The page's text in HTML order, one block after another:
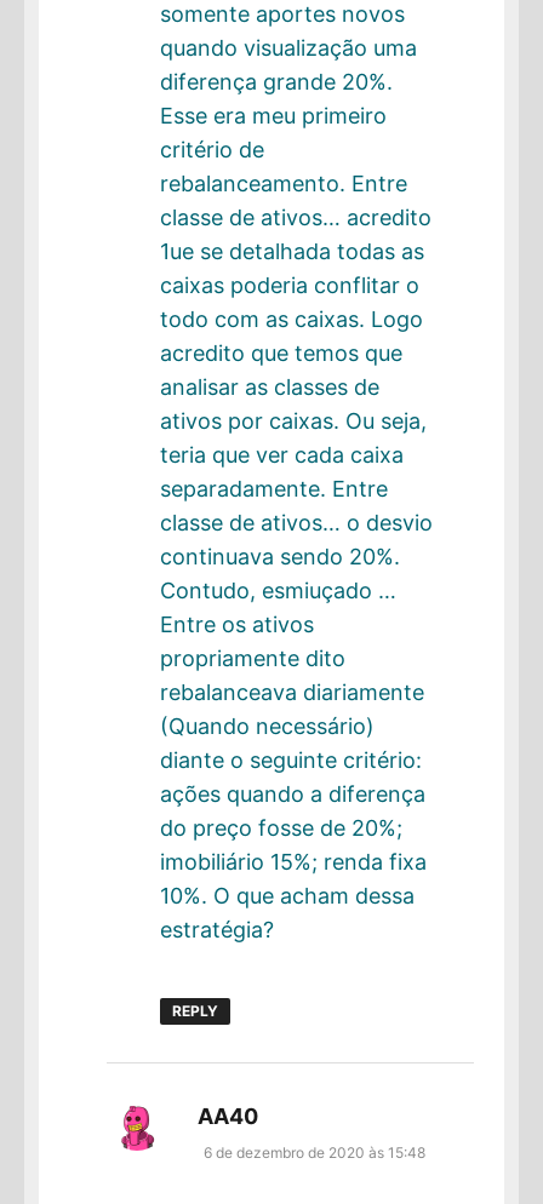
somente aportes novos
quando visualização uma
diferença grande 20%.
Esse era meu primeiro
critério de
rebalanceamento. Entre
classe de ativos… acredito
1ue se detalhada todas as
caixas poderia conflitar o
todo com as caixas. Logo
acredito que temos que
analisar as classes de
ativos por caixas. Ou seja,
teria que ver cada caixa
separadamente. Entre
classe de ativos… o desvio
continuava sendo 20%.
Contudo, esmiuçado …
Entre os ativos
propriamente dito
rebalanceava diariamente
(Quando necessário)
diante o seguinte critério:
ações quando a diferença
do preço fosse de 20%;
imobiliário 15%; renda fixa
10%. O que acham dessa
estratégia?
REPLY
AA40
6 de dezembro de 2020 às 15:48